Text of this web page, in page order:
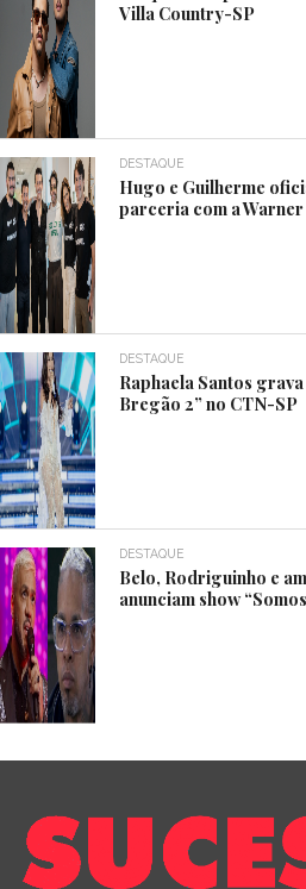
Villa Country-SP
DESTAQUE
Hugo e Guilherme
parceria com a Warner
DESTAQUE
Raphaela Santos
Bregão 2” no CTN-SP
DESTAQUE
Belo, Rodriguinho e
anunciam show